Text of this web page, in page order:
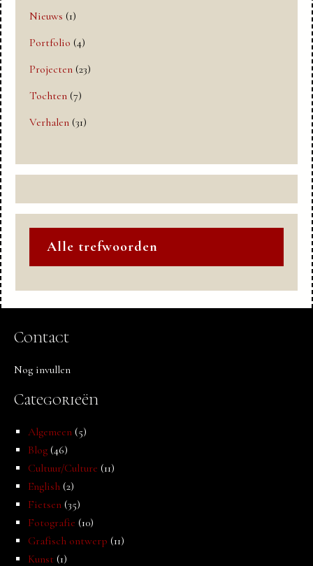
Nieuws (1)
Portfolio (4)
Projecten (23)
Tochten (7)
Verhalen (31)
Alle trefwoorden
Contact
Nog invullen
Categorieën
Algemeen (5)
Blog (46)
Cultuur/Culture (11)
English (2)
Fietsen (35)
Fotografie (10)
Grafisch ontwerp (11)
Kunst (1)